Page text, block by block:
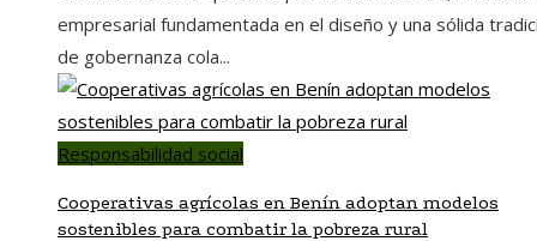
empresarial fundamentada en el diseño y una sólida
de gobernanza cola...
Responsabilidad social
Cooperativas agrícolas en Benín adoptan modelos
sostenibles para combatir la pobreza rural